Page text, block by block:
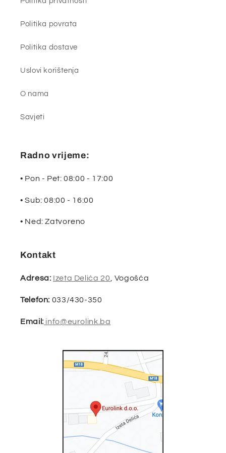
Politika povrata
Politika dostave
Uslovi korištenja
O nama
Savjeti
Radno vrijeme:
• Pon - Pet: 08:00 - 17:00
• Sub: 08:00 - 16:00
• Ned: Zatvoreno
Kontakt
Adresa: Izeta Delića 20, Vogošća
Telefon: 033/430-350
Email: info@eurolink.ba